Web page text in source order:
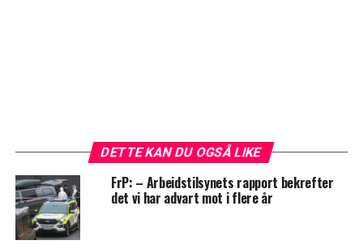
DETTE KAN DU OGSÅ LIKE
FrP: – Arbeidstilsynets rapport bekrefter
det vi har advart mot i flere år